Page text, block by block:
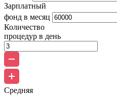
Зарплатный
фонд в месяц
Количество
процедур в день
Средняя